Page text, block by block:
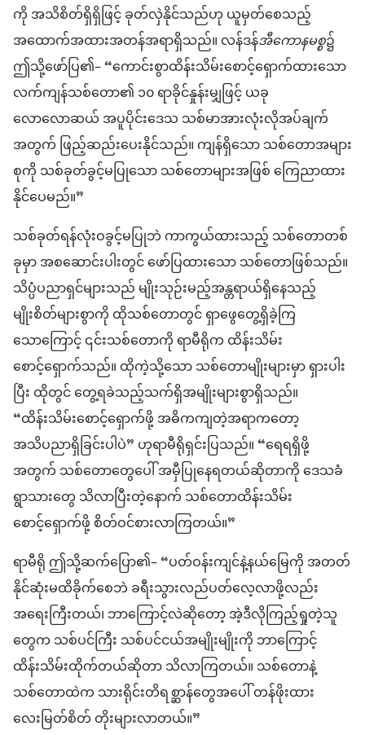
ကို အသိစိတ်ရှိရှိဖြင့် ခုတ်လှဲနိုင်သည်ဟု ယူမှတ်စေသည့်
အထောက်အထားအတန်အရာရှိသည်။ လန်ဒန်အီကောနမစ္စ၌
ဤသို့ဖော်ပြ၏– “ကောင်းစွာထိန်းသိမ်းစောင့်ရှောက်ထားသော
လက်ကျန်သစ်တော၏ ၁၀ ရာခိုင်နှုန်းမျှဖြင့် ယခု
လောလောဆယ် အပူပိုင်းဒေသ သစ်မာအားလုံးလိုအပ်ချက်
အတွက် ဖြည့်ဆည်းပေးနိုင်သည်။ ကျန်ရှိသော သစ်တောအများ
စုကို သစ်ခုတ်ခွင့်မပြုသော သစ်တောများအဖြစ် ကြေညာထား
နိုင်ပေမည်။”
သစ်ခုတ်ရန်လုံးဝခွင့်မပြုဘဲ ကာကွယ်ထားသည့် သစ်တောတစ်
ခုမှာ အစဆောင်းပါးတွင် ဖော်ပြထားသော သစ်တောဖြစ်သည်။
သိပ္ပံပညာရှင်များသည် မျိုးသုဉ်းမည့်အန္တရာယ်ရှိနေသည့်
မျိုးစိတ်များစွာကို ထိုသစ်တောတွင် ရှာဖွေတွေ့ရှိခဲ့ကြ
သောကြောင့် ၎င်းသစ်တောကို ရာမီရိုက ထိန်းသိမ်း
စောင့်ရှောက်သည်။ ထိုကဲ့သို့သော သစ်တောမျိုးများမှာ ရှားပါး
ပြီး ထိုတွင် တွေ့ရခဲသည့်သက်ရှိအမျိုးများစွာရှိသည်။
“ထိန်းသိမ်းစောင့်ရှောက်ဖို့ အဓိကကျတဲ့အရာကတော့
အသိပညာရှိခြင်းပါပဲ” ဟုရာမီရိုရှင်းပြသည်။ “ရေရရှိဖို့
အတွက် သစ်တောတွေပေါ် အမှီပြုနေရတယ်ဆိုတာကို ဒေသခံ
ရွာသားတွေ သိလာပြီးတဲ့နောက် သစ်တောထိန်းသိမ်း
စောင့်ရှောက်ဖို့ စိတ်ဝင်စားလာကြတယ်။”
ရာမီရို ဤသို့ဆက်ပြော၏– “ပတ်ဝန်းကျင်နဲ့နယ်မြေကို အတတ်
နိုင်ဆုံးမထိခိုက်စေဘဲ ခရီးသွားလည်ပတ်လေ့လာဖို့လည်း
အရေးကြီးတယ်၊ ဘာကြောင့်လဲဆိုတော့ အဲ့ဒီလိုကြည့်ရှုတဲ့သူ
တွေက သစ်ပင်ကြီး သစ်ပင်ငယ်အမျိုးမျိုးကို ဘာကြောင့်
ထိန်းသိမ်းထိုက်တယ်ဆိုတာ သိလာကြတယ်။ သစ်တောနဲ့
သစ်တောထဲက သားရိုင်းတိရစ္ဆာန်တွေအပေါ် တန်ဖိုးထား
လေးမြတ်စိတ် တိုးများလာတယ်။”